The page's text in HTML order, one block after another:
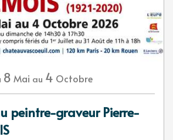
8 Mai au 4 Octobre
peintre-graveur Pierre-